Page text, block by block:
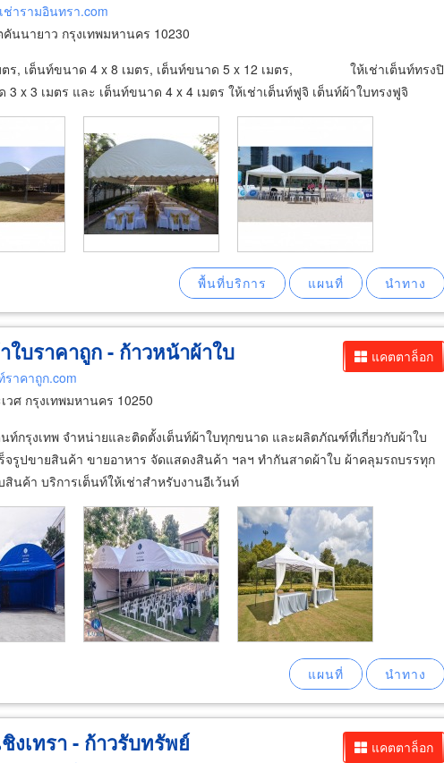
ช่ารามอินทรา.com
นนายาว กรุงเทพมหานคร 10230
มตร, เต็นท์ขนาด 4 x 8 เมตร, เต็นท์ขนาด 5 x 12 เมตร, ให้เช่าเต็นท์ทรงปิ
x 3 เมตร และ เต็นท์ขนาด 4 x 4 เมตร ให้เช่าเต็นท์ฟูจิ เต็นท์ผ้าใบทรงฟูจิ
แคตตาล็อก
ใบราคาถูก - ก้าวหน้าผ้าใบ
ราคาถูก.com
วศ กรุงเทพมหานคร 10250
ท์กรุงเทพ จำหน่ายและติดตั้งเต็นท์ผ้าใบทุกขนาด และผลิตภัณฑ์ที่เกี่ยวกับผ้าใบ
จรูปขายสินค้า ขายอาหาร จัดแสดงสินค้า ฯลฯ ทำกันสาดผ้าใบ ผ้าคลุมรถบรรทุก
นค้า บริการเต็นท์ให้เช่าสำหรับงานอีเว้นท์
แคตตาล็อก
งเทรา - ก้าวรับทรัพย์